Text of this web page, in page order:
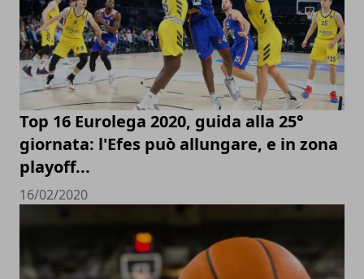
Top 16 Eurolega 2020, guida alla 25°
giornata: l'Efes può allungare, e in zona
playoff...
16/02/2020